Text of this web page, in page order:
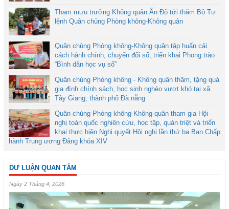
Tham mưu trưởng Không quân Ấn Độ tới thăm Bộ Tư
lệnh Quân chủng Phòng không-Không quân
Quân chủng Phòng không-Không quân tập huấn cải
cách hành chính, chuyển đổi số, triển khai Phong trào
“Bình dân học vụ số”
Quân chủng Phòng không - Không quân thăm, tặng quà
gia đình chính sách, học sinh nghèo vượt khó tại xã
Tây Giang, thành phố Đà nẵng
Quân chủng Phòng không-Không quân tham gia Hội
nghị toàn quốc nghiên cứu, học tập, quán triệt và triển
khai thực hiện Nghị quyết Hội nghị lần thứ ba Ban Chấp
hành Trung ương Đảng khóa XIV
DƯ LUẬN QUAN TÂM
Ngày 2 Tháng 4, 2026